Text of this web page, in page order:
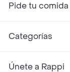
Pide tu
Categorías
Únete a Rappi